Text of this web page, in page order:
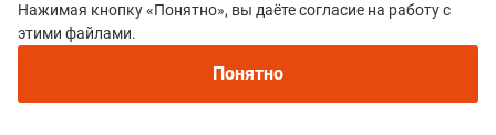
Все гонки
Рекомендуем
Непромокаемые кроссовки для бега зимой и
трейлраннинга 2026. Для города и
Нажимая кнопку «Понятно», вы даёте согласие на работу с
этими файлами.
Понятно